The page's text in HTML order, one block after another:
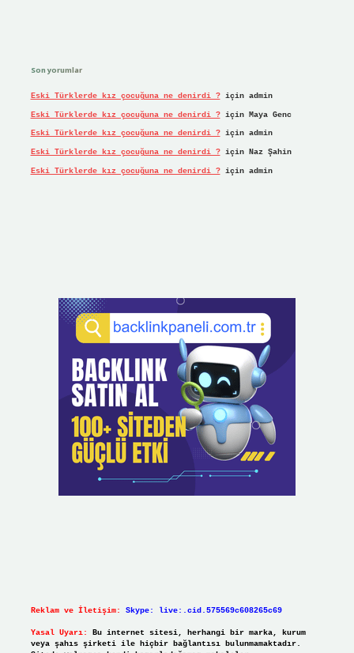
Son yorumlar
Eski Türklerde kız çocuğuna ne denirdi ?için admin
Eski Türklerde kız çocuğuna ne denirdi ?için Maya Genc
Eski Türklerde kız çocuğuna ne denirdi ?için admin
Eski Türklerde kız çocuğuna ne denirdi ?için Naz Şahin
Eski Türklerde kız çocuğuna ne denirdi ?için admin
Reklam ve İletişim: Skype: live:.cid.575569c608265c69
Yasal Uyarı:
Bu internet sitesi, herhangi bir marka, kurum
veya şahıs şirketi ile hiçbir bağlantısı bulunmamaktadır.